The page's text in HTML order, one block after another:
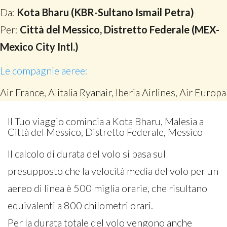
Da: Kota Bharu (KBR-Sultano Ismail Petra)
Per: Città del Messico, Distretto Federale (MEX-
Mexico City Intl.)
Le compagnie aeree:
Air France, Alitalia Ryanair, Iberia Airlines, Air Europa
Il Tuo viaggio comincia a Kota Bharu, Malesia a
Città del Messico, Distretto Federale, Messico
Il calcolo di durata del volo si basa sul
presupposto che la velocità media del volo per un
aereo di linea è 500 miglia orarie, che risultano
equivalenti a 800 chilometri orari.
Per la durata totale del volo vengono anche